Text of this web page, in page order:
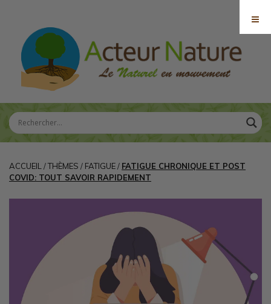
ACCUEIL /THÈMES / FATIGUE/ FATIGUE CHRONIQUE ET POST
COVID: TOUT SAVOIR RAPIDEMENT